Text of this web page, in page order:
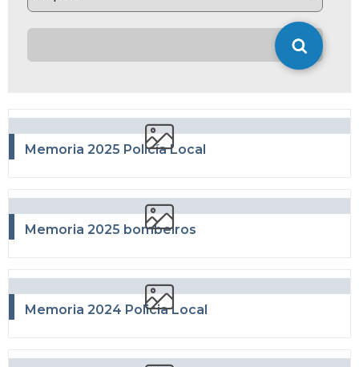
Memoria 2025 Policía Local
Memoria 2025 bombeiros
Memoria 2024 Policia Local